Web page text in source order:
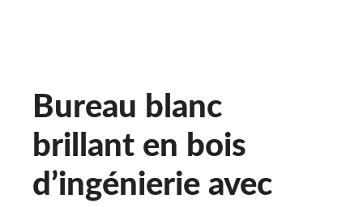
Bureau blanc
brillant en bois
d’ingénierie avec